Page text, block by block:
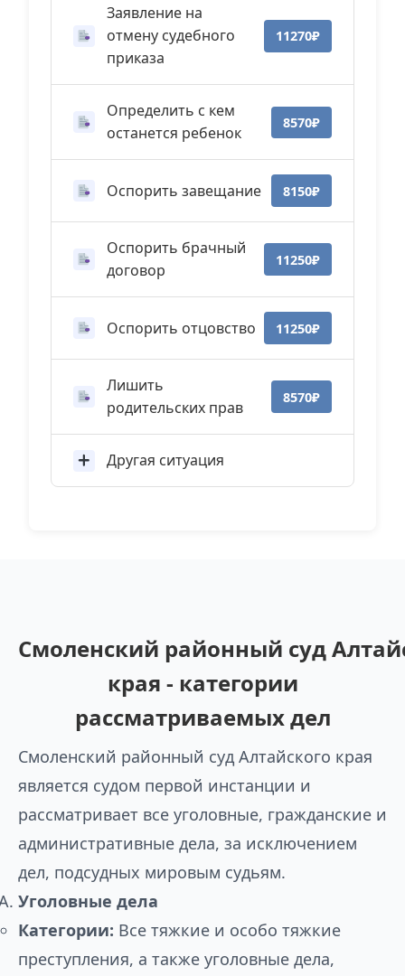
Заявление на
отмену судебного
приказа
11270₽
Определить с кем
останется ребенок
8570₽
Оспорить завещание 8150₽
Оспорить брачный
договор
11250₽
Оспорить отцовство 11250₽
Лишить
родительских прав
8570₽
Другая ситуация
Смоленский районный суд
края - категории
рассматриваемых дел
Смоленский районный суд Алтайского края
является судом первой инстанции и
рассматривает все уголовные, гражданские и
административные дела, за исключением
дел, подсудных мировым судьям.
Уголовные дела
Категории: Все тяжкие и особо тяжкие
преступления, а также уголовные дела,